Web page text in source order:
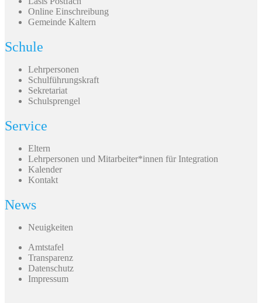
Online Einschreibung
Gemeinde Kaltern
Schule
Lehrpersonen
Schulführungskraft
Sekretariat
Schulsprengel
Service
Eltern
Lehrpersonen und Mitarbeiter*innen für Integration
Kalender
Kontakt
News
Neuigkeiten
Amtstafel
Transparenz
Datenschutz
Impressum